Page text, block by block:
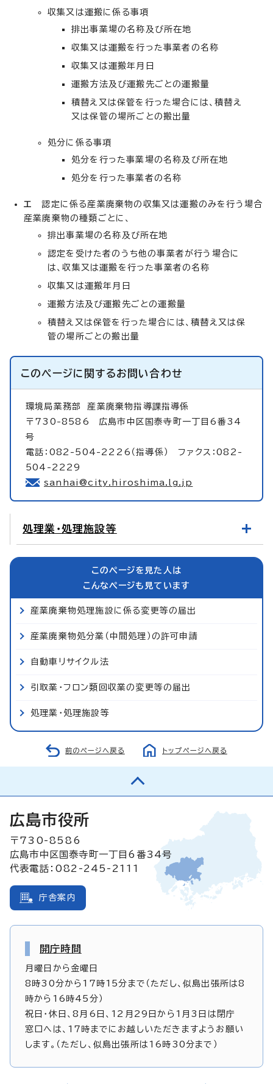
収集又は運搬に係る事項
排出事業場の名称及び所在地
収集又は運搬を行った事業者の名称
収集又は運搬年月日
運搬方法及び運搬先ごとの運搬量
積替え又は保管を行った場合には、積替え
又は保管の場所ごとの搬出量
処分に係る事項
処分を行った事業場の名称及び所在地
処分を行った事業者の名称
エ認定に係る産業廃棄物の収集又は運搬のみを行う場合
産業廃棄物の種類ごとに、
排出事業場の名称及び所在地
認定を受けた者のうち他の事業者が行う場合に
は、収集又は運搬を行った事業者の名称
収集又は運搬年月日
運搬方法及び運搬先ごとの運搬量
積替え又は保管を行った場合には、積替え又は保
管の場所ごとの搬出量
このページに関するお問い合わせ
環境局業務部 産業廃棄物指導課指導係
〒730-8586 広島市中区国泰寺町一丁目6番34
号
電話：082-504-2226（指導係） ファクス：082-
504-2229
sanhai@city.hiroshima.lg.jp
処理業・処理施設等
このページを見た人は
こんなページも見ています
産業廃棄物処理施設に係る変更等の届出
産業廃棄物処分業（中間処理）の許可申請
自動車リサイクル法
引取業・フロン類回収業の変更等の届出
処理業・処理施設等
前のページへ戻る トップページへ戻る
広島市役所
〒730-8586
広島市中区国泰寺町一丁目6番34号
代表電話：082-245-2111
庁舎案内
開庁時間
月曜日から金曜日
8時30分から17時15分まで（ただし、似島出張所は8
時から16時45分）
祝日・休日、8月6日、12月29日から1月3日は閉庁
窓口へは、17時までにお越しいただきますようお願い
します。（ただし、似島出張所は16時30分まで）